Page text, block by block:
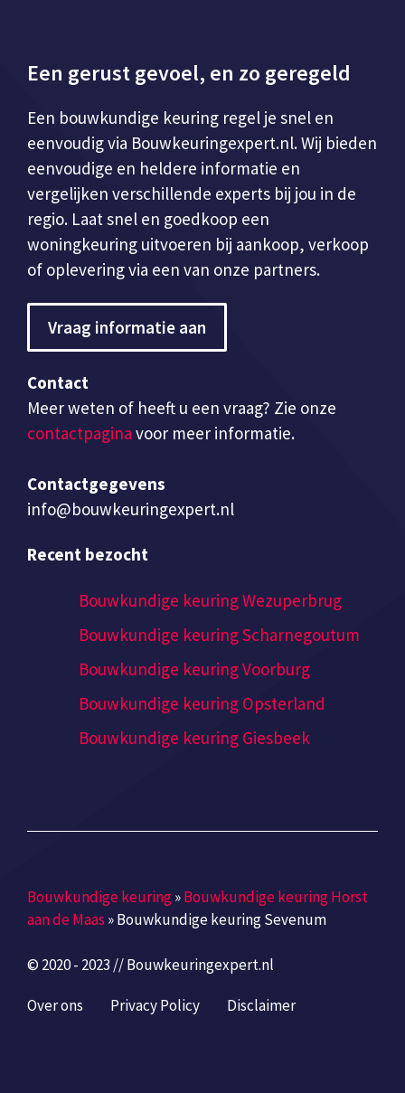
Een gerust gevoel, en zo geregeld
Een bouwkundige keuring regel je snel en
eenvoudig via Bouwkeuringexpert.nl. Wij bieden
eenvoudige en heldere informatie en
vergelijken verschillende experts bij jou in de
regio. Laat snel en goedkoop een
woningkeuring uitvoeren bij aankoop, verkoop
of oplevering via een van onze partners.
Vraag informatie aan
Contact
Meer weten of heeft u een vraag? Zie onze
contactpagina voor meer informatie.
Contactgegevens
info@bouwkeuringexpert.nl
Recent bezocht
Bouwkundige keuring Wezuperbrug
Bouwkundige keuring Scharnegoutum
Bouwkundige keuring Voorburg
Bouwkundige keuring Opsterland
Bouwkundige keuring Giesbeek
Bouwkundige keuring»Bouwkundige keuring Horst
aan de Maas »Bouwkundige keuring Sevenum
© 2020 - 2023 // Bouwkeuringexpert.nl
Over ons Privacy Policy Disclaimer